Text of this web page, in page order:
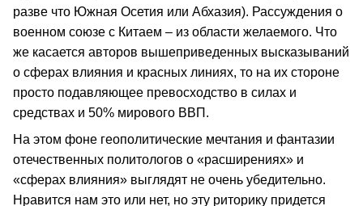
разве что Южная Осетия или Абхазия). Рассуждения о
военном союзе с Китаем – из области желаемого. Что
же касается авторов вышеприведенных высказываний
о сферах влияния и красных линиях, то на их стороне
просто подавляющее превосходство в силах и
средствах и 50% мирового ВВП.
На этом фоне геополитические мечтания и фантазии
отечественных политологов о «расширениях» и
«сферах влияния» выглядят не очень убедительно.
Нравится нам это или нет, но эту риторику придется